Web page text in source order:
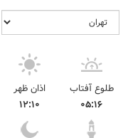
طلوع آفتاب
۰۵:۱۶
اذان ظهر
۱۲:۱۰